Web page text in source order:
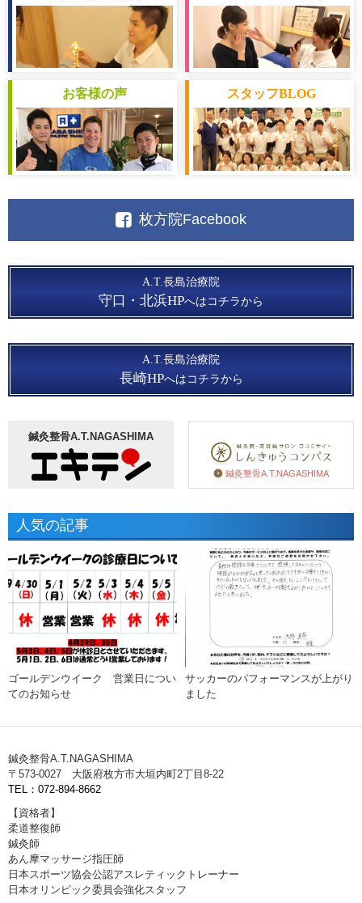
お客様の声 スタッフBLOG
枚方院Facebook
A.T.長島治療院
守口・北浜HPへはコチラから
A.T.長島治療院
長崎HPへはコチラから
鍼灸整骨A.T.NAGASHIMA
鍼灸整骨A.T.NAGASHIMA
人気の記事
ゴールデンウイーク 営業日につい
てのお知らせ
サッカーのパフォーマンスが上がり
ました
鍼灸整骨A.T.NAGASHIMA
〒573-0027 大阪府枚方市大垣内町2丁目8-22
TEL：072-894-8662
【資格者】
柔道整復師
鍼灸師
あん摩マッサージ指圧師
日本スポーツ協会公認アスレティックトレーナー
日本オリンピック委員会強化スタッフ